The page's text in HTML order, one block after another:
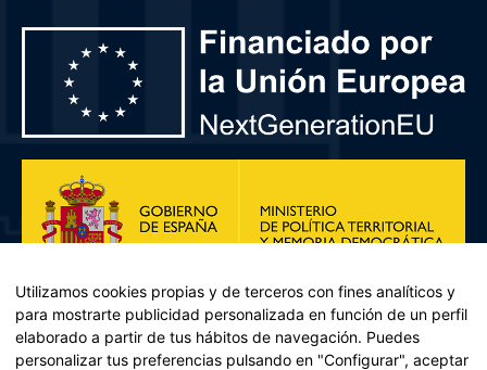
Utilizamos cookies propias y de terceros con fines analíticos y
para mostrarte publicidad personalizada en función de un perfil
elaborado a partir de tus hábitos de navegación. Puedes
personalizar tus preferencias pulsando en "Configurar", aceptar